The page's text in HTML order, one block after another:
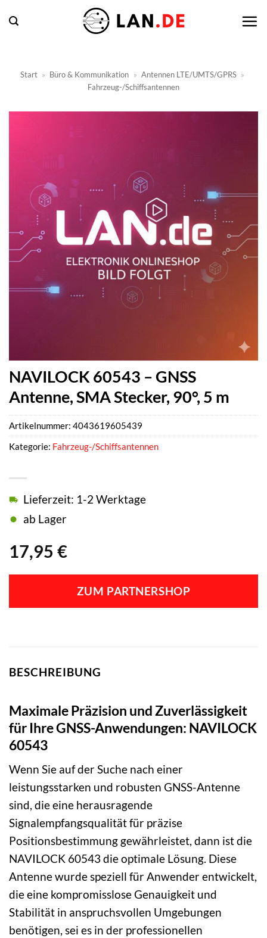
Inhalt
Start » Büro & Kommunikation » Antennen LTE/UMTS/GPRS »
Fahrzeug-/Schiffsantennen
NAVILOCK 60543 – GNSS
Antenne, SMA Stecker, 90°, 5 m
17,95 €
Lieferzeit: 1-2 Werktage
ab Lager
ZUM PARTNERSHOP
Artikelnummer: 4043619605439
Kategorie: Fahrzeug-/Schiffsantennen
BESCHREIBUNG
Maximale Präzision und Zuverlässigkeit
für Ihre GNSS-Anwendungen: NAVILOCK
60543
Wenn Sie auf der Suche nach einer
leistungsstarken und robusten GNSS-Antenne
sind, die eine herausragende
Signalempfangsqualität für präzise
Positionsbestimmung gewährleistet, dann ist die
NAVILOCK 60543 die optimale Lösung. Diese
Antenne wurde speziell für Anwender entwickelt,
die eine kompromisslose Genauigkeit und
Stabilität in anspruchsvollen Umgebungen
benötigen, sei es in der professionellen